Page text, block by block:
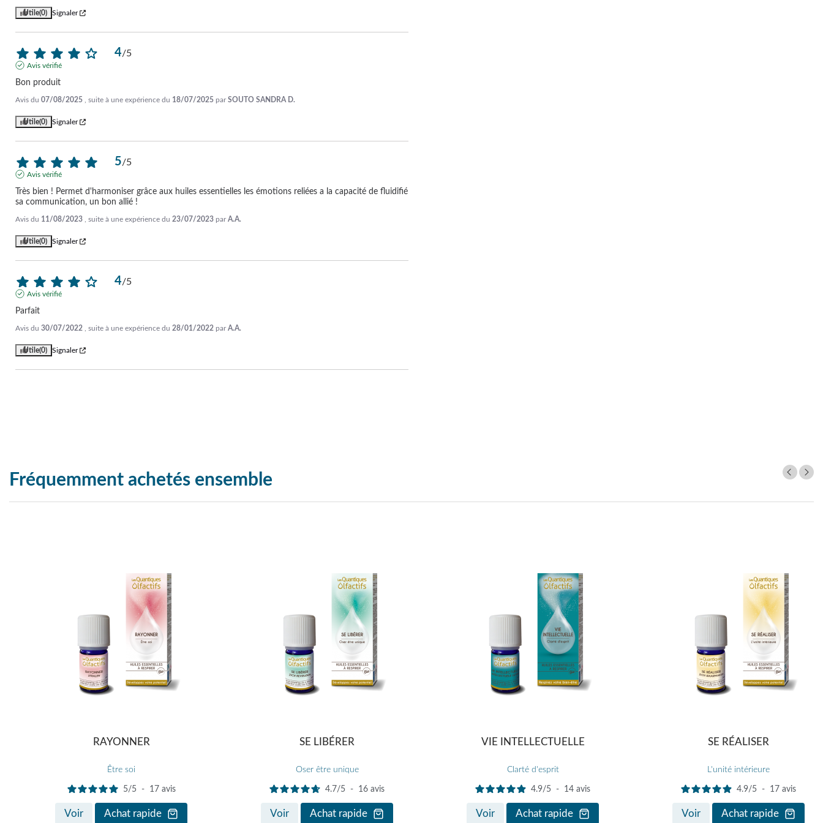
Utile(0) Signaler
4/5
Avis vérifié
Bon produit
Avis du 07/08/2025 , suite à une expérience du 18/07/2025 parSOUTO SANDRA D.
Utile(0) Signaler
5/5
Avis vérifié
Très bien ! Permet d'harmoniser grâce aux huiles essentielles les émotions reliées a la capacité de fluidifié
sa communication, un bon allié !
Avis du 11/08/2023 , suite à une expérience du 23/07/2023 parA.A.
Utile(0) Signaler
4/5
Avis vérifié
Parfait
Avis du 30/07/2022 , suite à une expérience du 28/01/2022 parA.A.
Utile(0) Signaler
Fréquemment achetés ensemble
RAYONNER
Être soi
5/5 - 17 avis
Voir Achat rapide
SE LIBÉRER
Oser être unique
4.7/5 - 16 avis
Voir Achat rapide
VIE INTELLECTUELLE
Clarté d'esprit
4.9/5 - 14 avis
Voir Achat rapide
SE RÉALISER
L'unité intérieure
4.9/5 - 17 avis
Voir Achat rapide